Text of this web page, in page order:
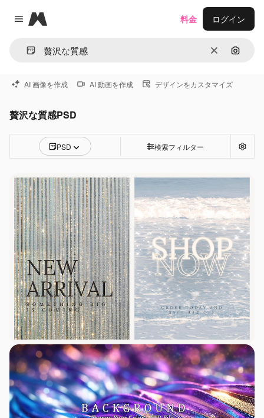
Close menu
Magnific
消去 画像で
料金 ログイン
AI 画像を作成 AI 動画を作成 デザインをカスタマイズ
贅沢な質感PSD
PSD 検索フィルター